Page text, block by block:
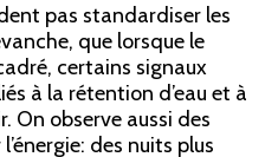
pas standardiser les
que lorsque le
certains signaux
à la rétention d’eau et à
On observe aussi des
des nuits plus